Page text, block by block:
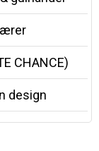
CHANCE)
design